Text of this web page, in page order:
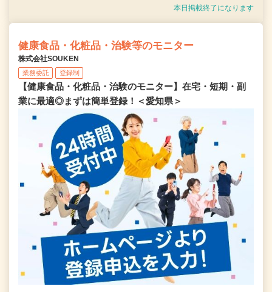
本日掲載終了になります
健康食品・化粧品・治験等のモニター
株式会社SOUKEN
業務委託 登録制
【健康食品・化粧品・治験のモニター】在宅・短期・副
業に最適◎まずは簡単登録！＜愛知県＞